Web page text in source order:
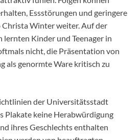
Essstörungen und geringere
Christa Winter weiter. Auf der
lernten Kinder und Teenager in
nicht, die Präsentation von
als genormte Ware kritisch zu
der Universitätsstadt
Plakate keine Herabwürdigung
ihres Geschlechts enthalten